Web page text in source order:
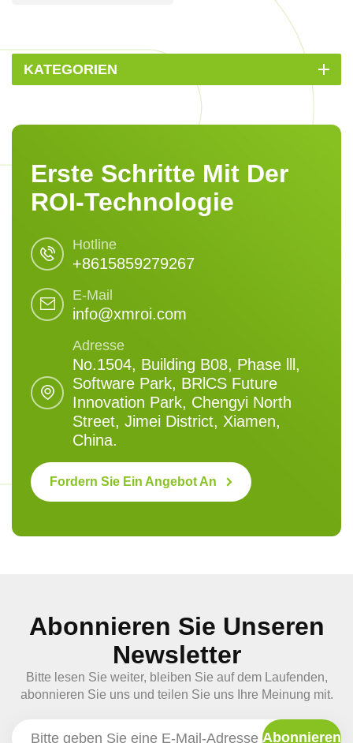
KATEGORIEN
Erste Schritte Mit Der
ROI-Technologie
Hotline
+8615859279267
E-Mail
info@xmroi.com
Adresse
No.1504, Building B08, Phase lll,
Software Park, BRlCS Future
Innovation Park, Chengyi North
Street, Jimei District, Xiamen,
China.
Fordern Sie Ein Angebot An
Abonnieren Sie Unseren
Newsletter
Bitte lesen Sie weiter, bleiben Sie auf dem Laufenden,
abonnieren Sie uns und teilen Sie uns Ihre Meinung mit.